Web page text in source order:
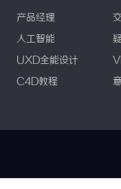
产品经理
人工智能
UXD全能设计
C4D教程